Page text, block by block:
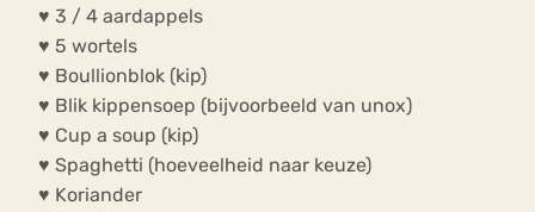
♥ 3 / 4 aardappels
♥ 5 wortels
♥ Boullionblok (kip)
♥ Blik kippensoep (bijvoorbeeld van unox)
♥ Cup a soup (kip)
♥ Spaghetti (hoeveelheid naar keuze)
♥ Koriander